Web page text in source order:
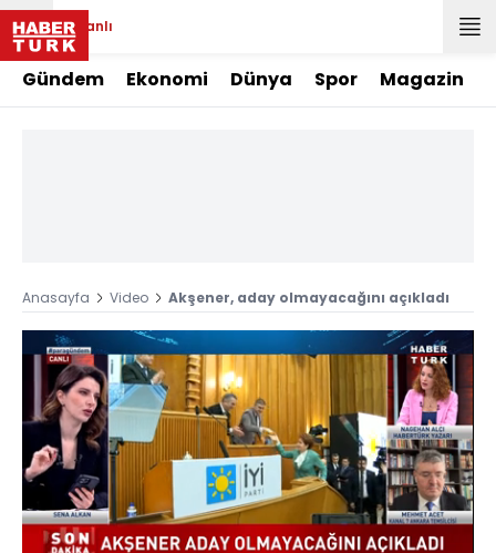
Canlı
Gündem Ekonomi Dünya Spor Magazin
Anasayfa Video Akşener, aday olmayacağını açıkladı
Yüklendi:
12.94%